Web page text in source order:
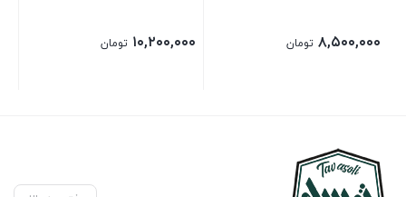
۸,۵۰۰,۰۰۰ تومان ۱۰,۲۰۰,۰۰۰ تومان